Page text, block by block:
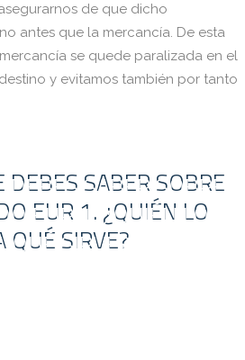
de que dicho
antes que la mercancía. De esta
se quede paralizada en el
y evitamos también por tanto
SABER SOBRE
EUR 1. ¿QUIÉN LO
QUÉ SIRVE?
SABER SOBRE
EUR 1. ¿QUIÉN LO
QUÉ SIRVE?